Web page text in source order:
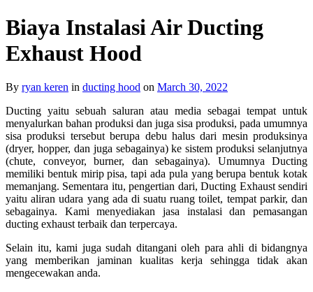
Biaya Instalasi Air Ducting
Exhaust Hood
By ryan keren in ducting hood on March 30, 2022
Ducting yaitu sebuah saluran atau media sebagai tempat untuk
menyalurkan bahan produksi dan juga sisa produksi, pada umumnya
sisa produksi tersebut berupa debu halus dari mesin produksinya
(dryer, hopper, dan juga sebagainya) ke sistem produksi selanjutnya
(chute, conveyor, burner, dan sebagainya). Umumnya Ducting
memiliki bentuk mirip pisa, tapi ada pula yang berupa bentuk kotak
memanjang. Sementara itu, pengertian dari, Ducting Exhaust sendiri
yaitu aliran udara yang ada di suatu ruang toilet, tempat parkir, dan
sebagainya. Kami menyediakan jasa instalasi dan pemasangan
ducting exhaust terbaik dan terpercaya.
Selain itu, kami juga sudah ditangani oleh para ahli di bidangnya
yang memberikan jaminan kualitas kerja sehingga tidak akan
mengecewakan anda.